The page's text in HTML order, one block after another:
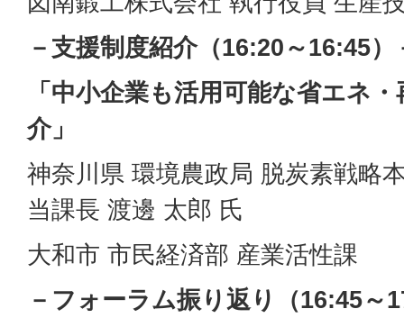
－支援制度紹介（16:20～16:45）
「中小企業も活用可能な省エネ
介」
神奈川県 環境農政局 脱炭素戦略
当課長 渡邊 太郎 氏
大和市 市民経済部 産業活性課
－フォーラム振り返り（16:45～